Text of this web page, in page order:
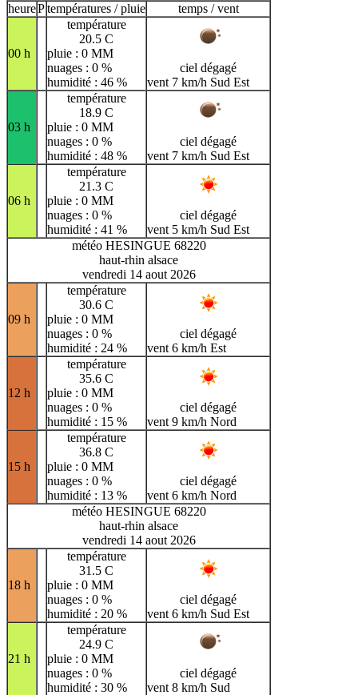
heurePtempératures / pluie temps / vent
00 h
température
20.5 C
pluie : 0 MM
nuages : 0 %
humidité : 46 %
ciel dégagé
vent 7 km/h Sud Est
03 h
température
18.9 C
pluie : 0 MM
nuages : 0 %
humidité : 48 %
ciel dégagé
vent 7 km/h Sud Est
06 h
température
21.3 C
pluie : 0 MM
nuages : 0 %
humidité : 41 %
ciel dégagé
vent 5 km/h Sud Est
météo HESINGUE 68220
haut-rhin alsace
vendredi 14 aout 2026
09 h
température
30.6 C
pluie : 0 MM
nuages : 0 %
humidité : 24 %
ciel dégagé
vent 6 km/h Est
12 h
température
35.6 C
pluie : 0 MM
nuages : 0 %
humidité : 15 %
ciel dégagé
vent 9 km/h Nord
15 h
température
36.8 C
pluie : 0 MM
nuages : 0 %
humidité : 13 %
ciel dégagé
vent 6 km/h Nord
météo HESINGUE 68220
haut-rhin alsace
vendredi 14 aout 2026
18 h
température
31.5 C
pluie : 0 MM
nuages : 0 %
humidité : 20 %
ciel dégagé
vent 6 km/h Sud Est
21 h
température
24.9 C
pluie : 0 MM
nuages : 0 %
humidité : 30 %
ciel dégagé
vent 8 km/h Sud